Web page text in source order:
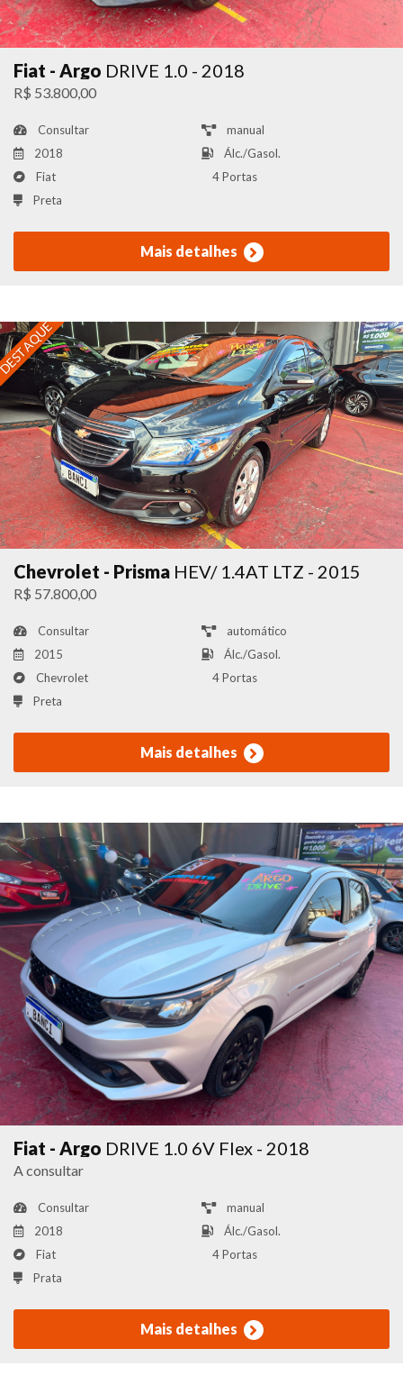
Fiat - Argo DRIVE 1.0 - 2018
R$ 53.800,00
Consultar
manual
2018
Álc./Gasol.
Fiat
4 Portas
Preta
Mais detalhes
Chevrolet - Prisma HEV/ 1.4AT LTZ - 2015
R$ 57.800,00
Consultar
automático
2015
Álc./Gasol.
Chevrolet
4 Portas
Preta
Mais detalhes
Fiat - Argo DRIVE 1.0 6V Flex - 2018
A consultar
Consultar
manual
2018
Álc./Gasol.
Fiat
4 Portas
Prata
Mais detalhes